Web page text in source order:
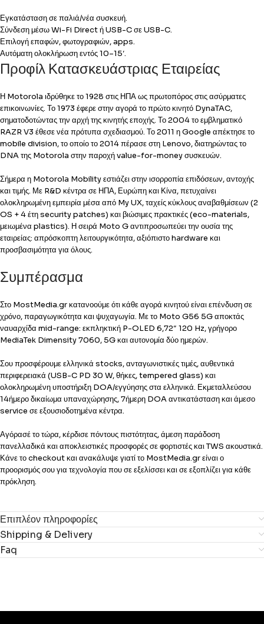
Εγκατάσταση σε παλιά/νέα συσκευή.
Σύνδεση μέσω Wi-Fi Direct ή USB-C σε USB-C.
Επιλογή επαφών, φωτογραφιών, apps.
Αυτόματη ολοκλήρωση εντός 10–15′.
Προφίλ Κατασκευάστριας Εταιρείας
Η Motorola ιδρύθηκε το 1928 στις ΗΠΑ ως πρωτοπόρος στις ασύρματες
επικοινωνίες. Το 1973 έφερε στην αγορά το πρώτο κινητό DynaTAC,
σηματοδοτώντας την αρχή της κινητής εποχής. Το 2004 το εμβληματικό
RAZR V3 έθεσε νέα πρότυπα σχεδιασμού. Το 2011 η Google απέκτησε το
mobile division, το οποίο το 2014 πέρασε στη Lenovo, διατηρώντας το
DNA της Motorola στην παροχή value-for-money συσκευών.
Σήμερα η Motorola Mobility εστιάζει στην ισορροπία επιδόσεων, αντοχής
και τιμής. Με R&D κέντρα σε ΗΠΑ, Ευρώπη και Κίνα, πετυχαίνει
ολοκληρωμένη εμπειρία μέσα από My UX, ταχείς κύκλους αναβαθμίσεων (2
OS + 4 έτη security patches) και βιώσιμες πρακτικές (eco-materials,
μειωμένα plastics). Η σειρά Moto G αντιπροσωπεύει την ουσία της
εταιρείας: απρόσκοπτη λειτουργικότητα, αξιόπιστο hardware και
προσβασιμότητα για όλους.
Συμπέρασμα
Στο MostMedia.gr κατανοούμε ότι κάθε αγορά κινητού είναι επένδυση σε
χρόνο, παραγωγικότητα και ψυχαγωγία. Με το Moto G56 5G αποκτάς
ναυαρχίδα mid-range: εκπληκτική P-OLED 6,72″ 120 Hz, γρήγορο
MediaTek Dimensity 7060, 5G και αυτονομία δύο ημερών.
Σου προσφέρουμε ελληνικά stocks, ανταγωνιστικές τιμές, αυθεντικά
περιφερειακά (USB-C PD 30 W, θήκες, tempered glass) και
ολοκληρωμένη υποστήριξη DOA/εγγύησης στα ελληνικά. Εκμεταλλεύσου
14ήμερο δικαίωμα υπαναχώρησης, 7ήμερη DOA αντικατάσταση και άμεσο
service σε εξουσιοδοτημένα κέντρα.
Αγόρασέ το τώρα, κέρδισε πόντους πιστότητας, άμεση παράδοση
πανελλαδικά και αποκλειστικές προσφορές σε φορτιστές και TWS ακουστικά.
Κάνε το checkout και ανακάλυψε γιατί το MostMedia.gr είναι ο
προορισμός σου για τεχνολογία που σε εξελίσσει και σε εξοπλίζει για κάθε
πρόκληση.
Επιπλέον πληροφορίες
Shipping & Delivery
Faq